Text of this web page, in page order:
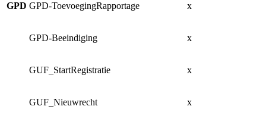
GPD GPD-ToevoegingRapportage x
GPD-Beeindiging x
GUF_StartRegistratie x
GUF_Nieuwrecht x